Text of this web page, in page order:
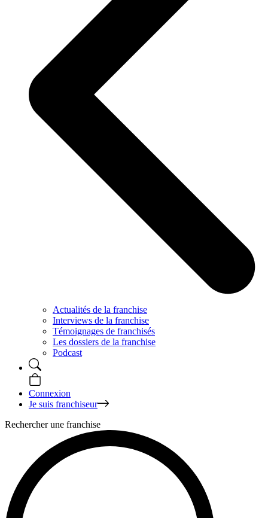
Actualités de la franchise
Interviews de la franchise
Témoignages de franchisés
Les dossiers de la franchise
Podcast
Connexion
Je suis franchiseur
Rechercher une franchise